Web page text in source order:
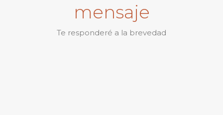
mensaje
Te responderé a la brevedad